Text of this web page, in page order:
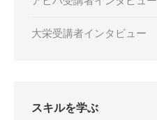
大栄受講者インタビュー
スキルを学ぶ